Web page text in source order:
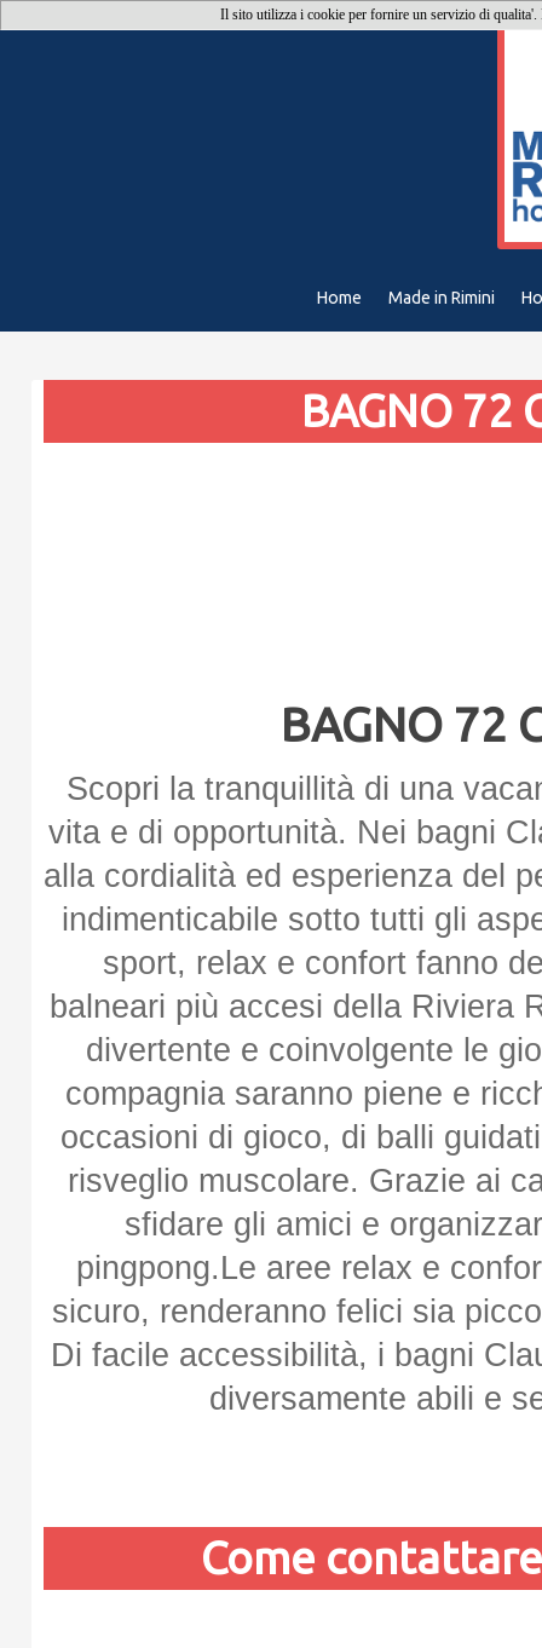
Home Made in Rimini
BAGNO 72
BAGNO 72
Scopri la tranquillità di una
vita e di opportunità. Nei bagni
alla cordialità ed esperienza del
indimenticabile sotto tutti gli
sport, relax e confort fanno
balneari più accesi della Riviera
divertente e coinvolgente le
compagnia saranno piene e
occasioni di gioco, di balli
risveglio muscolare. Grazie ai
sfidare gli amici e
pingpong.Le aree relax e
sicuro, renderanno felici sia
Di facile accessibilità, i bagni
diversamente abili e
Come
Il sito utilizza i cookie per fornire un servizio di qualita'.